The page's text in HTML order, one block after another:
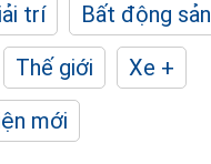
trí
Bất động sản
Thế giới
Xe +
mới